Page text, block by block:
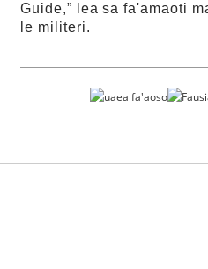
Guide,” lea sa fa'amaoti
le militeri.